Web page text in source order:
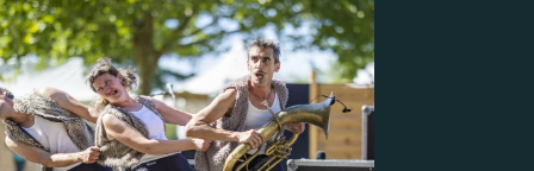
Le club des jeunes
Mission Locale